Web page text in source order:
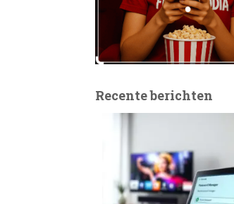
Recente berichten